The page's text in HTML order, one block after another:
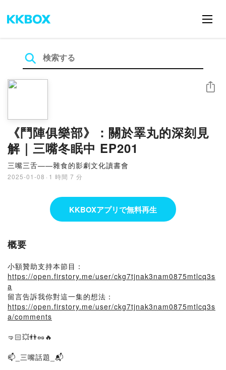
《鬥陣俱樂部》：關於睪丸的深刻見
解｜三嘴冬眠中 EP201
三嘴三舌——雜食的影劇文化讀書會
2025-01-08 · 1 時間 7 分
シェア
KKBOXアプリで無料再生
概要
小額贊助支持本節目：
https://open.firstory.me/user/ckg7tjnak3nam0875mtlcq3s
a
留言告訴我你對這一集的想法：
https://open.firstory.me/user/ckg7tjnak3nam0875mtlcq3s
a/comments
🤜🏻💥👬🥜🔥
📫_三嘴話題_📬